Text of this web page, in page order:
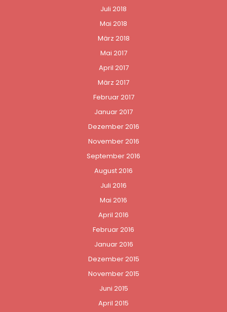
Juli 2018
Mai 2018
März 2018
Mai 2017
April 2017
März 2017
Februar 2017
Januar 2017
Dezember 2016
November 2016
September 2016
August 2016
Juli 2016
Mai 2016
April 2016
Februar 2016
Januar 2016
Dezember 2015
November 2015
Juni 2015
April 2015